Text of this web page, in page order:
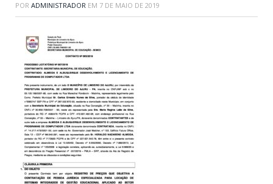
POR ADMINISTRADOR EM 7 DE MAIO DE 2019